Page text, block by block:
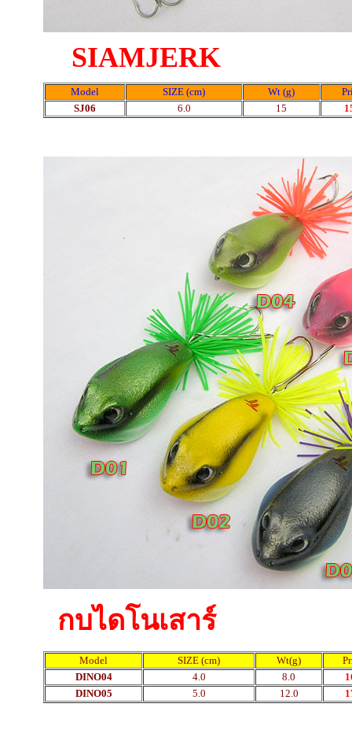
SIAMJERK
Model SIZE (cm) Wt (g)
SJ06
6.0 15
กบไดโนเสาร์
Model SIZE (cm) Wt(g)
DINO04
4.0 8.0
DINO05
5.0 12.0